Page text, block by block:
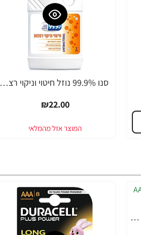
סנו 99.9% נוזל חיטוי וניקוי רצפות - 2 ליטר
₪22.00
דורסל PLUS POWER סוללות AAA אריזת 4 יחידות - מבית Duracell